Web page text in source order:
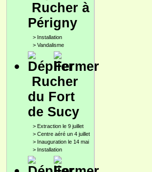
Rucher à
Périgny
> Installation
> Vandalisme
Rucher
du Fort
de Sucy
> Extraction le 9 juillet
> Centre aéré un 4 juillet
> Inauguration le 14 mai
> Installation